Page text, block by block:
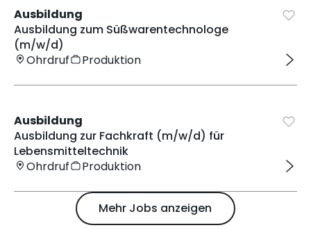
Ausbildung
Ausbildung zum Süßwarentechnologe
(m/w/d)
Ohrdruf
Produktion
Ausbildung
Ausbildung zur Fachkraft (m/w/d) für
Lebensmitteltechnik
Ohrdruf
Produktion
Mehr Jobs anzeigen